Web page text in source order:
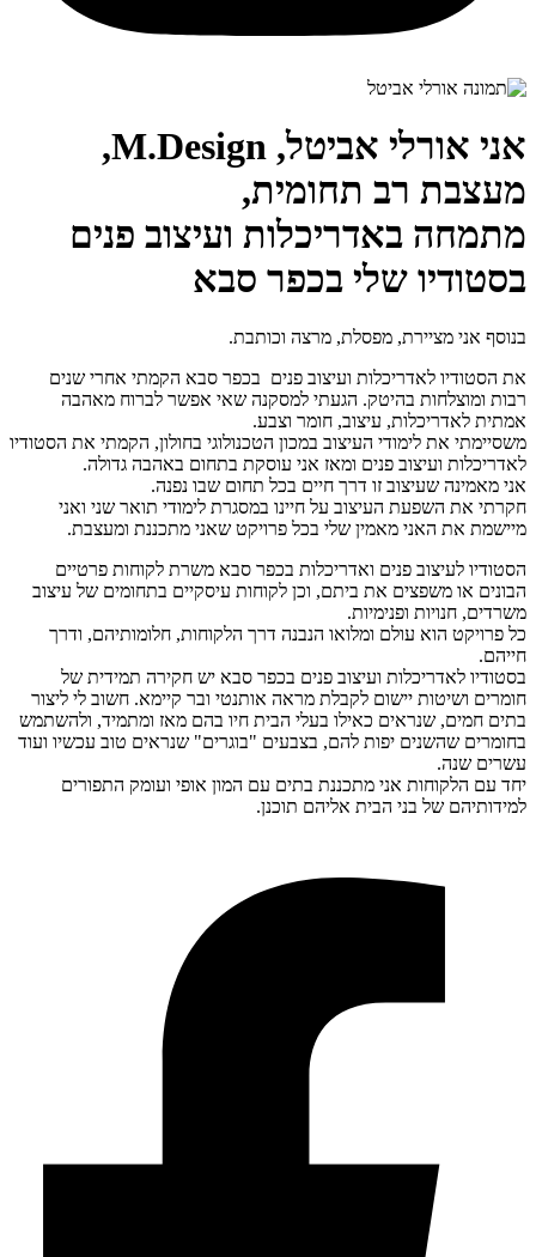
אני אורלי אביטל, M.Design,
מעצבת רב תחומית,
מתמחה באדריכלות ועיצוב פנים
בסטודיו שלי בכפר סבא
בנוסף אני מציירת, מפסלת, מרצה וכותבת.
את הסטודיו לאדריכלות ועיצוב פנים בכפר סבא הקמתי אחרי שנים
רבות ומוצלחות בהיטק. הגעתי למסקנה שאי אפשר לברוח מאהבה
אמתית לאדריכלות, עיצוב, חומר וצבע.
משסיימתי את לימודי העיצוב במכון הטכנולוגי בחולון, הקמתי את הסטודיו
לאדריכלות ועיצוב פנים ומאז אני עוסקת בתחום באהבה גדולה.
אני מאמינה שעיצוב זו דרך חיים בכל תחום שבו נפנה.
חקרתי את השפעת העיצוב על חיינו במסגרת לימודי תואר שני ואני
מיישמת את האני מאמין שלי בכל פרויקט שאני מתכננת ומעצבת.
הסטודיו לעיצוב פנים ואדריכלות בכפר סבא משרת לקוחות פרטיים
הבונים או משפצים את ביתם, וכן לקוחות עיסקיים בתחומים של עיצוב
משרדים, חנויות ופנימיות.
כל פרויקט הוא עולם ומלואו הנבנה דרך הלקוחות, חלומותיהם, ודרך
חייהם.
בסטודיו לאדריכלות ועיצוב פנים בכפר סבא יש חקירה תמידית של
חומרים ושיטות יישום לקבלת מראה אותנטי ובר קיימא. חשוב לי ליצור
בתים חמים, שנראים כאילו בעלי הבית חיו בהם מאז ומתמיד, ולהשתמש
בחומרים שהשנים יפות להם, בצבעים "בוגרים" שנראים טוב עכשיו ועוד
עשרים שנה.
יחד עם הלקוחות אני מתכננת בתים עם המון אופי ועומק התפורים
למידותיהם של בני הבית אליהם תוכנן.